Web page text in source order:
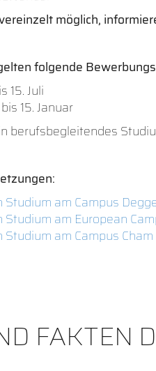
möglich,
folgende
15. Juli
15. Januar
berufsbegleitendes
:
am Campus
am European
am Campus Cham
FAKTEN